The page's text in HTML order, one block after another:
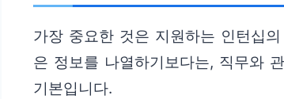
가장 중요한 것은 지원하는 인턴십
은 정보를 나열하기보다는, 직무와
기본입니다.